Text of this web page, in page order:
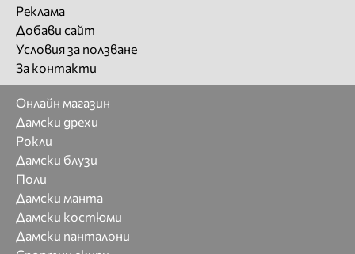
Реклама
Добави сайт
Условия за ползване
За контакти
Онлайн магазин
Дамски дрехи
Рокли
Дамски блузи
Поли
Дамски манта
Дамски костюми
Дамски панталони